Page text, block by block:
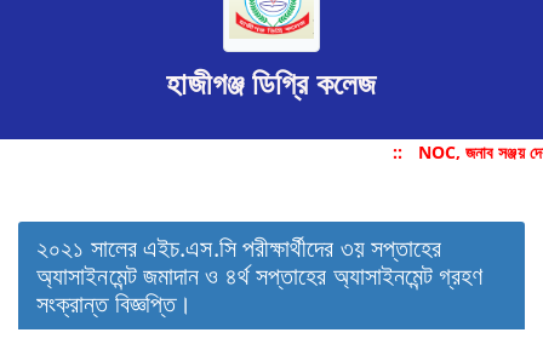
হাজীগঞ্জ ডিগ্রি কলেজ
:: NOC, জনাব সঞ্জয়
২০২১ সালের এইচ.এস.সি পরীক্ষার্থীদের ৩য় সপ্তাহের
অ্যাসাইনমেন্ট জমাদান ও ৪র্থ সপ্তাহের অ্যাসাইনমেন্ট গ্রহণ
সংক্রান্ত বিজ্ঞপ্তি।